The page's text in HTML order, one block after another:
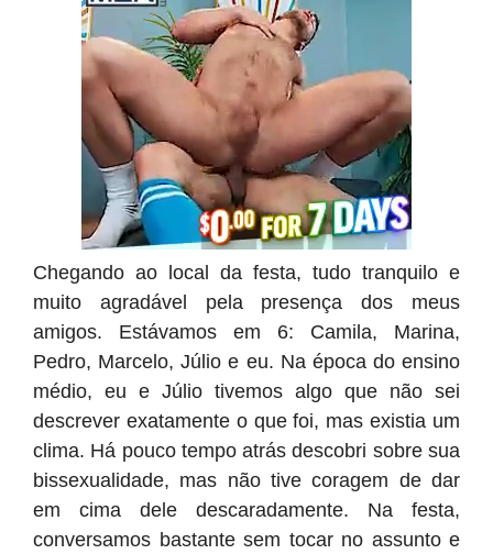
Chegando ao local da festa, tudo tranquilo e
muito agradável pela presença dos meus
amigos. Estávamos em 6: Camila, Marina,
Pedro, Marcelo, Júlio e eu. Na época do ensino
médio, eu e Júlio tivemos algo que não sei
descrever exatamente o que foi, mas existia um
clima. Há pouco tempo atrás descobri sobre sua
bissexualidade, mas não tive coragem de dar
em cima dele descaradamente. Na festa,
conversamos bastante sem tocar no assunto e